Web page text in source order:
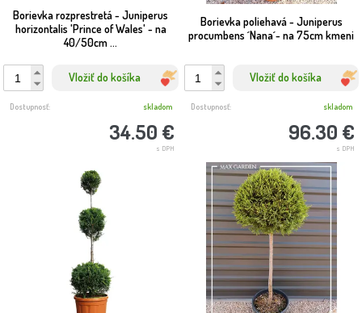
Borievka rozprestretá - Juniperus
horizontalis 'Prince of Wales' - na
40/50cm ...
Vložiť do košíka
34.50 €
s DPH
Dostupnosť: skladom
Borievka poliehavá - Juniperus
procumbens ´Nana´- na 75cm kmeni
Vložiť do košíka
96.30 €
s DPH
Dostupnosť: skladom